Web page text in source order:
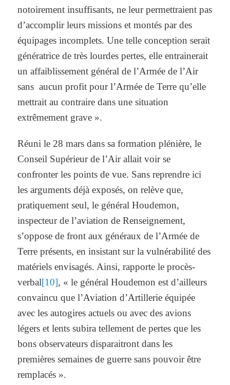
notoirement insuffisants, ne leur permettraient pas
d’accomplir leurs missions et montés par des
équipages incomplets. Une telle conception serait
génératrice de très lourdes pertes, elle entrainerait
un affaiblissement général de l’Armée de l’Air
sans aucun profit pour l’Armée de Terre qu’elle
mettrait au contraire dans une situation
extrêmement grave ».
Réuni le 28 mars dans sa formation plénière, le
Conseil Supérieur de l’Air allait voir se
confronter les points de vue. Sans reprendre ici
les arguments déjà exposés, on relève que,
pratiquement seul, le général Houdemon,
inspecteur de l’aviation de Renseignement,
s’oppose de front aux généraux de l’Armée de
Terre présents, en insistant sur la vulnérabilité des
matériels envisagés. Ainsi, rapporte le procès-
verbal[10], « le général Houdemon est d’ailleurs
convaincu que l’Aviation d’Artillerie équipée
avec les autogires actuels ou avec des avions
légers et lents subira tellement de pertes que les
bons observateurs disparaitront dans les
premières semaines de guerre sans pouvoir être
remplacés ».